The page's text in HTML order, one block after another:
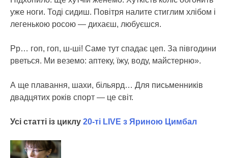
уже ноги. Тоді сидиш. Повітря налите стиглим хлібом і
легенькою росою — дихаєш, любуєшся.
Рр… гоп, гоп, ш-ші! Саме тут спадає цеп. За півгодини
рветься. Ми веземо: аптеку, їжу, воду, майстерню».
А ще плавання, шахи, більярд… Для письменників
двадцятих років спорт — це світ.
Усі статті із циклу 20-ті LIVE з Яриною Цимбал